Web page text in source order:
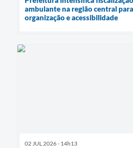
ambulante na região central
organização e acessibilidade
02 JUL 2026 - 14h13